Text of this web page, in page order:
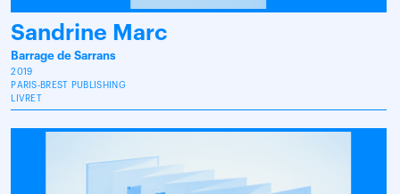
Sandrine Marc
Barrage de Sarrans
2019
PARIS-BREST PUBLISHING
LIVRET